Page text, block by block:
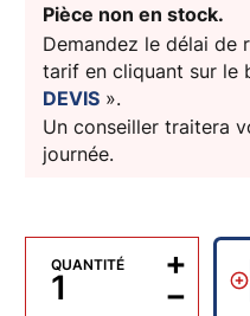
Pièce non en stock.
Demandez le délai de
tarif en cliquant sur le
DEVIS».
Un conseiller traitera
journée.
QUANTITÉ
−
+